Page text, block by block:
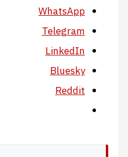
WhatsApp
Telegram
LinkedIn
Bluesky
Reddit